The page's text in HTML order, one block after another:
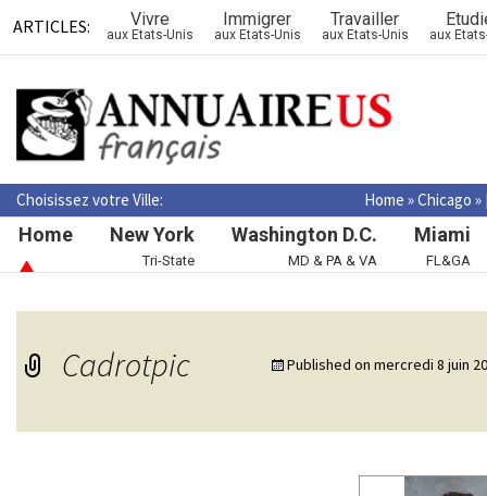
ARTICLES: Vivre
aux Etats-Unis
Immigrer
aux Etats-Unis
Travailler
aux Etats-Unis aux
Choisissez votre Ville: Home »Chicago »
Home New York
Tri-State
Washington D.C.
MD & PA & VA
Miami
FL&GA
Cadrotpic Published on mercredi 8 juin